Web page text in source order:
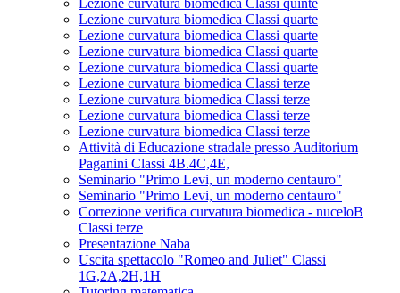
Lezione curvatura biomedica Classi quinte
Lezione curvatura biomedica Classi quarte
Lezione curvatura biomedica Classi quarte
Lezione curvatura biomedica Classi quarte
Lezione curvatura biomedica Classi quarte
Lezione curvatura biomedica Classi terze
Lezione curvatura biomedica Classi terze
Lezione curvatura biomedica Classi terze
Lezione curvatura biomedica Classi terze
Attività di Educazione stradale presso Auditorium
Paganini Classi 4B.4C,4E,
Seminario "Primo Levi, un moderno centauro"
Seminario "Primo Levi, un moderno centauro"
Correzione verifica curvatura biomedica - nuceloB
Classi terze
Presentazione Naba
Uscita spettacolo "Romeo and Juliet" Classi
1G,2A,2H,1H